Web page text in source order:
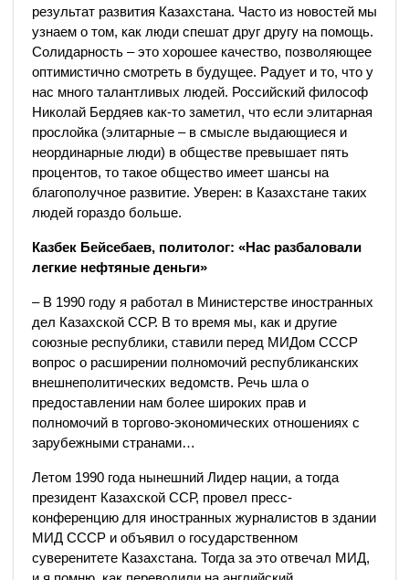
результат развития Казахстана. Часто из новостей мы
узнаем о том, как люди спешат друг другу на помощь.
Солидарность – это хорошее качество, позволяющее
оптимистично смотреть в будущее. Радует и то, что у
нас много талантливых людей. Российский философ
Николай Бердяев как-то заметил, что если элитарная
прослойка (элитарные – в смысле выдающиеся и
неординарные люди) в обществе превышает пять
процентов, то такое общество имеет шансы на
благополучное развитие. Уверен: в Казахстане таких
людей гораздо больше.
Казбек Бейсебаев, политолог: «Нас разбаловали
легкие нефтяные деньги»
– В 1990 году я работал в Министерстве иностранных
дел Казахской ССР. В то время мы, как и другие
союзные республики, ставили перед МИДом СССР
вопрос о расширении полномочий республиканских
внешнеполитических ведомств. Речь шла о
предоставлении нам более широких прав и
полномочий в торгово-экономических отношениях с
зарубежными странами…
Летом 1990 года нынешний Лидер нации, а тогда
президент Казахской ССР, провел пресс-
конференцию для иностранных журналистов в здании
МИД СССР и объявил о государственном
суверенитете Казахстана. Тогда за это отвечал МИД,